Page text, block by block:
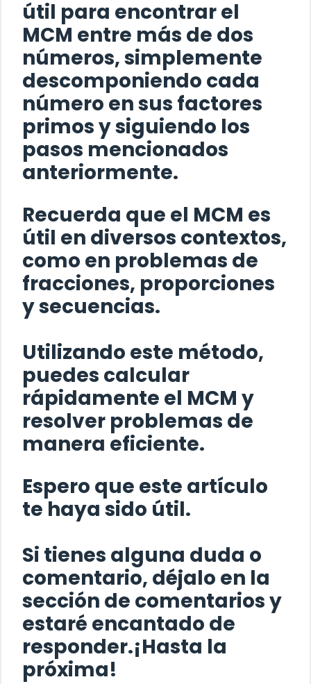
útil para encontrar el
MCM entre más de dos
números, simplemente
descomponiendo cada
número en sus factores
primos y siguiendo los
pasos mencionados
anteriormente.
Recuerda que el MCM es
útil en diversos contextos,
como en problemas de
fracciones, proporciones
y secuencias.
Utilizando este método,
puedes calcular
rápidamente el MCM y
resolver problemas de
manera eficiente.
Espero que este artículo
te haya sido útil.
Si tienes alguna duda o
comentario, déjalo en la
sección de comentarios y
estaré encantado de
responder.¡Hasta la
próxima!